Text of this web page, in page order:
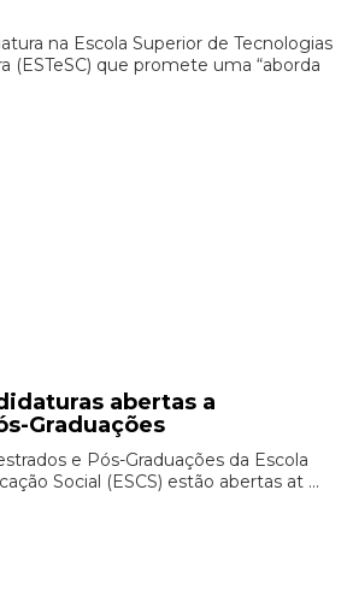
na Escola Superior de Tecnologias
(ESTeSC) que promete uma “aborda
abertas a
Graduações
e Pós-Graduações da Escola
Social (ESCS) estão abertas at ...